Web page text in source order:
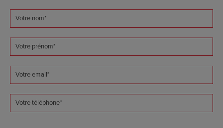
Votre nom*
Votre prénom*
Votre email*
Votre téléphone*